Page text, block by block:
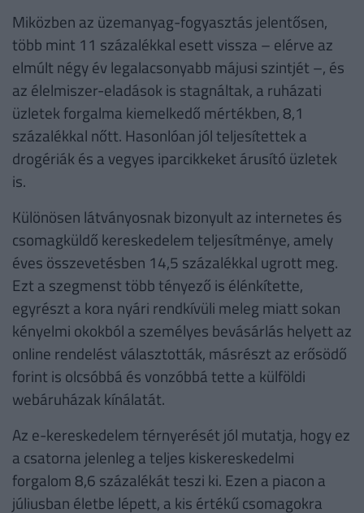
Miközben az üzemanyag-fogyasztás jelentősen,
több mint 11 százalékkal esett vissza – elérve az
elmúlt négy év legalacsonyabb májusi szintjét –, és
az élelmiszer-eladások is stagnáltak, a ruházati
üzletek forgalma kiemelkedő mértékben, 8,1
százalékkal nőtt. Hasonlóan jól teljesítettek a
drogériák és a vegyes iparcikkeket árusító üzletek
is.
Különösen látványosnak bizonyult az internetes és
csomagküldő kereskedelem teljesítménye, amely
éves összevetésben 14,5 százalékkal ugrott meg.
Ezt a szegmenst több tényező is élénkítette,
egyrészt a kora nyári rendkívüli meleg miatt sokan
kényelmi okokból a személyes bevásárlás helyett az
online rendelést választották, másrészt az erősödő
forint is olcsóbbá és vonzóbbá tette a külföldi
webáruházak kínálatát.
Az e-kereskedelem térnyerését jól mutatja, hogy ez
a csatorna jelenleg a teljes kiskereskedelmi
forgalom 8,6 százalékát teszi ki. Ezen a piacon a
júliusban életbe lépett, a kis értékű csomagokra